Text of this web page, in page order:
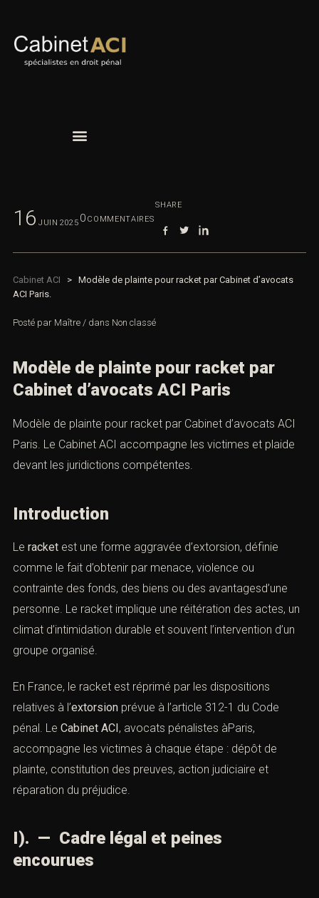
16 JUIN 2025 0 COMMENTAIRES
SHARE
Cabinet ACI > Modèle de plainte pour racket par Cabinet d’avocats
ACI Paris.
Posté par Maître / dans Non classé
Modèle de plainte pour racket par
Cabinet d’avocats ACI Paris
Modèle de plainte pour racket par Cabinet d’avocats ACI
Paris. Le Cabinet ACI accompagne les victimes et plaide
devant les juridictions compétentes.
Introduction
Le racket est une forme aggravée d’extorsion, définie
comme le fait d’obtenir par menace, violence ou
contrainte des fonds, des biens ou des avantagesd’une
personne. Le racket implique une réitération des actes,
un climat d’intimidation durable et souvent l’intervention
d’un groupe organisé.
En France, le racket est réprimé par les dispositions
relatives à l’extorsion prévue à l’article 312-1 du Code
pénal . Le Cabinet ACI , avocats pénalistes àParis,
accompagne les victimes à chaque étape : dépôt de
plainte, constitution des preuves, action judiciaire et
réparation du préjudice.
I). — Cadre légal et peines
encourues